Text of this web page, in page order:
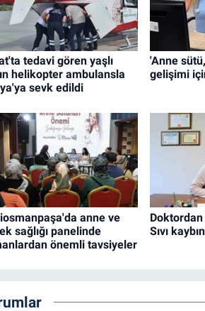
tedavi gören yaşlı
helikopter ambulansla
sevk edildi
'Anne
gelişimi
anne ve
sağlığı panelinde
önemli tavsiyeler
Doktordan
Sıvı